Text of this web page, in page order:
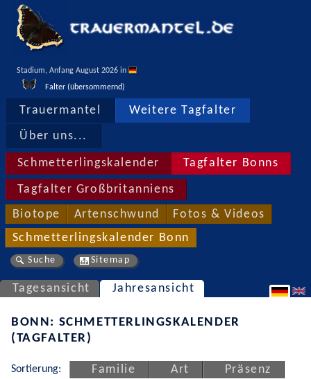
Stadium, Anfang August 2026 in
Falter (übersommernd)
Trauermantel Weitere Tagfalter
Über uns...
Schmetterlingskalender Tagfalter Bonns
Tagfalter Großbritanniens
Biotope Artenschwund Fotos & Videos
Schmetterlingskalender Bonn
Suche Sitemap
Tagesansicht Jahresansicht
BONN: SCHMETTERLINGSKALENDER
(TAGFALTER)
Sortierung: Familie Art
Präsenz